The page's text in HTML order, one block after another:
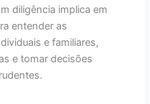
diligência implica em
entender as
e familiares,
e tomar decisões